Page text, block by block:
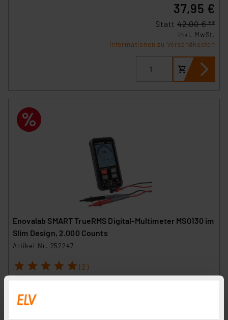
37,95 €
Statt 42,00 € **
inkl. MwSt.
Informationen zu Versandkosten
Enovalab SMART TrueRMS Digital-Multimeter MS0130 im
Slim Design, 2.000 Counts
Artikel-Nr. 252247
1 2 3 4 5 (2)